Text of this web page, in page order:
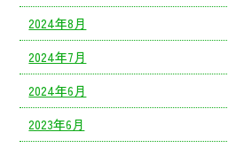
2024年8月
2024年7月
2024年6月
2023年6月